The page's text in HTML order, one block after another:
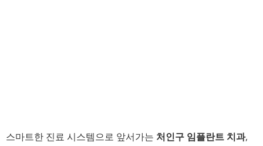
스마트한 진료 시스템으로 앞서가는 처인구 임플란트 치과,